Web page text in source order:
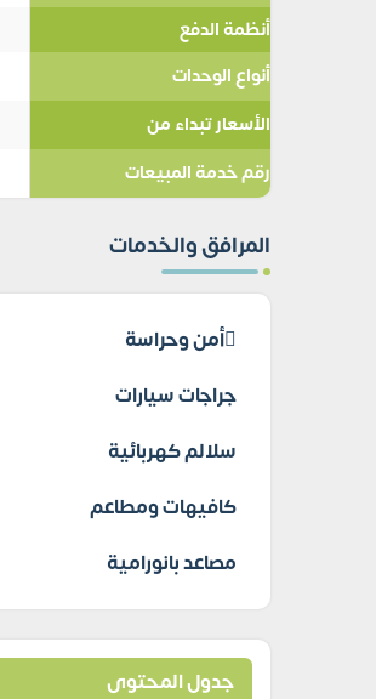
أنظمة الدفع
أنواع الوحدات
الأسعار تبداء من
رقم خدمة المبيعات
المرافق والخدمات
أمن وحراسة
جراجات سيارات
سلالم كهربائية
كافيهات ومطاعم
مصاعد بانورامية
جدول المحتوى